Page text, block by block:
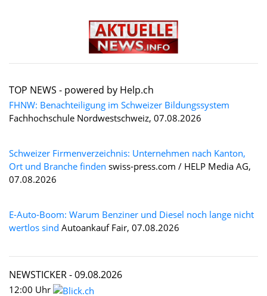
TOP NEWS - powered by Help.ch
FHNW: Benachteiligung im Schweizer Bildungssystem
Fachhochschule Nordwestschweiz, 07.08.2026
Schweizer Firmenverzeichnis: Unternehmen nach Kanton,
Ort und Branche finden swiss-press.com / HELP Media AG,
07.08.2026
E-Auto-Boom: Warum Benziner und Diesel noch lange nicht
wertlos sind Autoankauf Fair, 07.08.2026
NEWSTICKER -09.08.2026
12:00 Uhr